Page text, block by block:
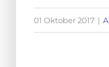
01 Oktober 2017 | A